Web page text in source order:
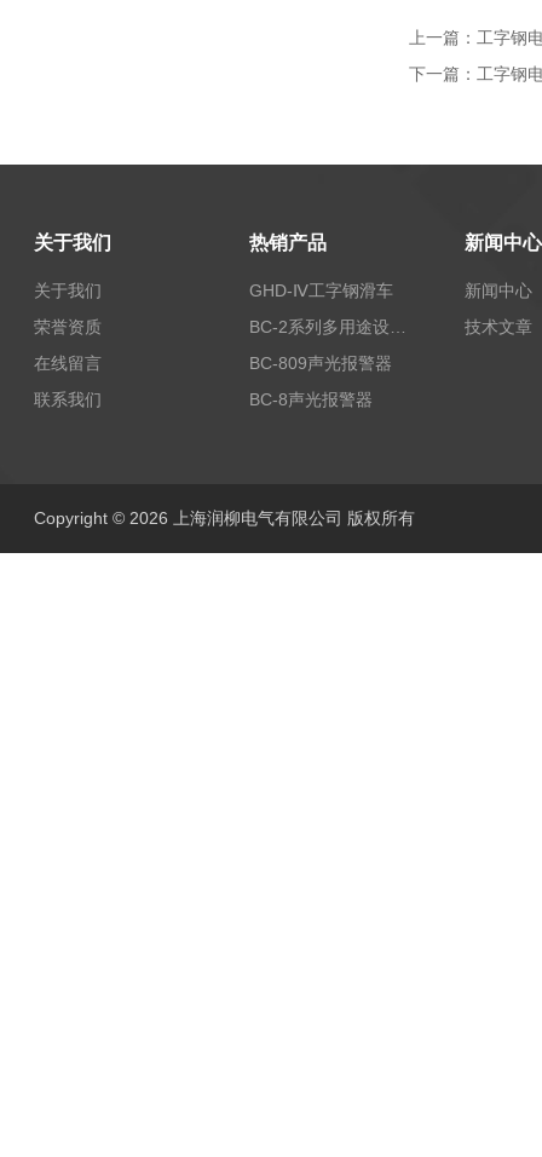
上一篇： 工字钢
下一篇： 工字钢
关于我们
关于我们
荣誉资质
在线留言
联系我们
热销产品
GHD-Ⅳ工字钢滑车
BC-809声光报警器
BC-8声光报警器
新闻中心
新闻中心
技术文章
Copyright © 2026 上海润柳电气有限公司 版权所有